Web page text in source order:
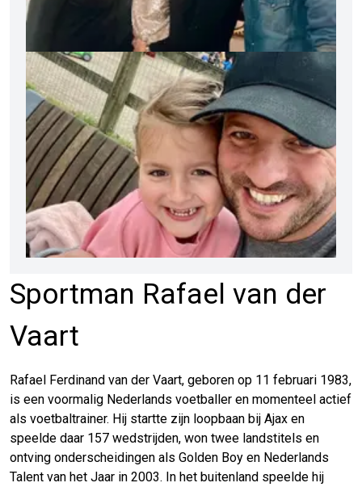
Sportman Rafael van der
Vaart
Rafael Ferdinand van der Vaart, geboren op 11 februari 1983,
is een voormalig Nederlands voetballer en momenteel actief
als voetbaltrainer. Hij startte zijn loopbaan bij Ajax en
speelde daar 157 wedstrijden, won twee landstitels en
ontving onderscheidingen als Golden Boy en Nederlands
Talent van het Jaar in 2003. In het buitenland speelde hij